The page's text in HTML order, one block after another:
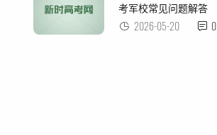
考军校常见问题解答
2026-05-20 0